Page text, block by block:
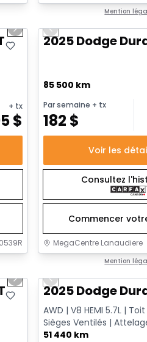
Mention
Next slide
+ tx
$
Très bonne offre
Previous slide
2025 Dodge
85 500 km
Par semaine + tx
182 $
Voir les
Consultez
Commencer
MegaCentre Lanaudiere
Mention
Next slideVidéo disponible
Très bonne offre
Previous slide
2025 Dodge
AWD | V8 HEMI 5.7L |
Sièges Ventilés |
51 440 km